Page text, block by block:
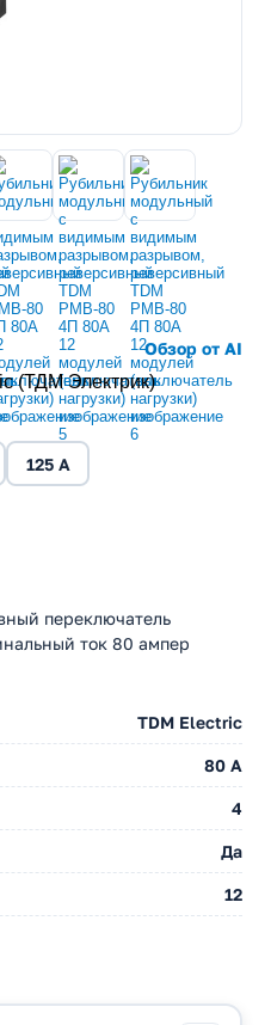
Обзор от AI
(ТДМ Электрик)
125 A
переключатель
ток 80 ампер
TDM Electric
80 A
4
Да
12